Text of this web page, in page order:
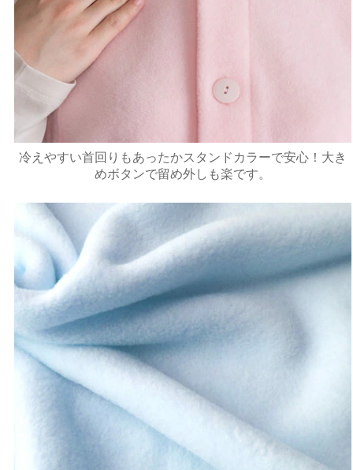
冷えやすい首回りもあったかスタンドカラーで安心！大き
めボタンで留め外しも楽です。